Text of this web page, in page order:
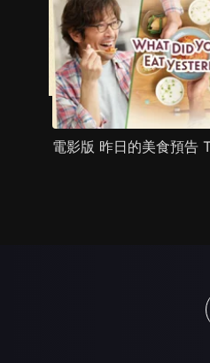
電影版 昨日的美食預告